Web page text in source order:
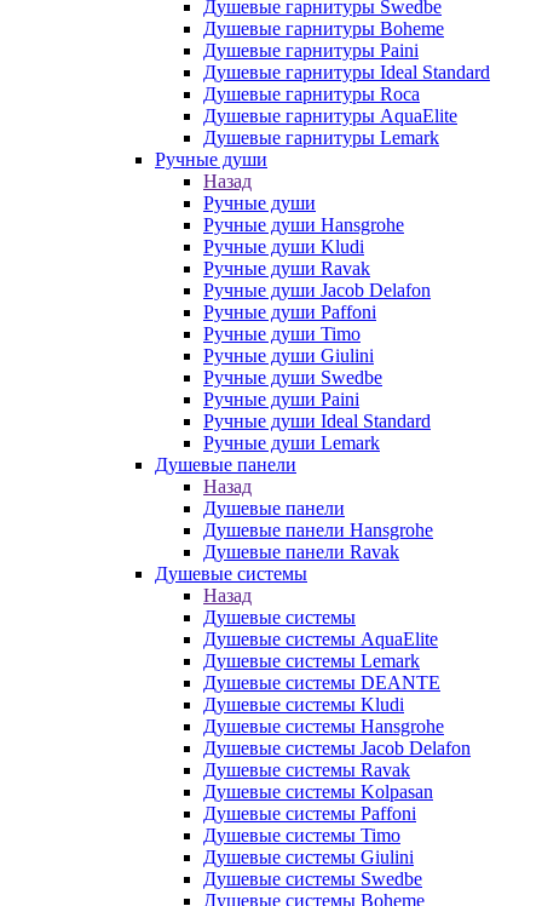
Душевые гарнитуры Swedbe
Душевые гарнитуры Boheme
Душевые гарнитуры Paini
Душевые гарнитуры Ideal Standard
Душевые гарнитуры Roca
Душевые гарнитуры AquaElite
Душевые гарнитуры Lemark
Ручные души
Назад
Ручные души
Ручные души Hansgrohe
Ручные души Kludi
Ручные души Ravak
Ручные души Jacob Delafon
Ручные души Paffoni
Ручные души Timo
Ручные души Giulini
Ручные души Swedbe
Ручные души Paini
Ручные души Ideal Standard
Ручные души Lemark
Душевые панели
Назад
Душевые панели
Душевые панели Hansgrohe
Душевые панели Ravak
Душевые системы
Назад
Душевые системы
Душевые системы AquaElite
Душевые системы Lemark
Душевые системы DEANTE
Душевые системы Kludi
Душевые системы Hansgrohe
Душевые системы Jacob Delafon
Душевые системы Ravak
Душевые системы Kolpasan
Душевые системы Paffoni
Душевые системы Timo
Душевые системы Giulini
Душевые системы Swedbe
Душевые системы Boheme